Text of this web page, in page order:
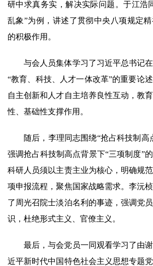
研中求真务实，解决实际问题。于江浩
乱象”为例，讲述了贯彻中央八项规定
的积极作用。
与会人员集体学习了习近平总书记
“教育、科技、人才一体改革”的重要论
自主创新和人才自主培养良性互动，教
性、基础性支撑作用。
随后，李理同志围绕“抢占科技制高
强调抢占科技制高点背景下“三项制度”
科研人员须以主责主业为核心，明确规
项申报流程，聚焦国家战略需求。李沅
了周光召院士淡泊名利的事迹，强调党
识，杜绝形式主义、官僚主义。
最后，与会党员一同观看学习了由
近平新时代中国特色社会主义思想专题